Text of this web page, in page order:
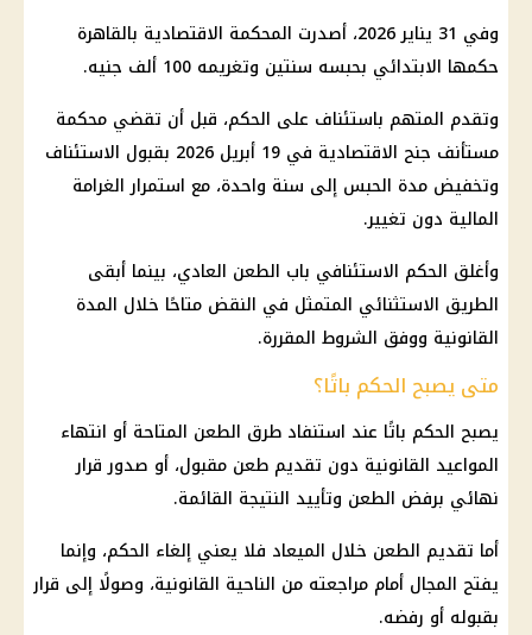
وفي 31 يناير 2026، أصدرت المحكمة الاقتصادية بالقاهرة
حكمها الابتدائي بحبسه سنتين وتغريمه 100 ألف جنيه.
وتقدم المتهم باستئناف على الحكم، قبل أن تقضي محكمة
مستأنف جنح الاقتصادية في 19 أبريل 2026 بقبول الاستئناف
وتخفيض مدة الحبس إلى سنة واحدة، مع استمرار الغرامة
المالية دون تغيير.
وأغلق الحكم الاستئنافي باب الطعن العادي، بينما أبقى
الطريق الاستثنائي المتمثل في النقض متاحًا خلال المدة
القانونية ووفق الشروط المقررة.
متى يصبح الحكم باتًا؟
يصبح الحكم باتًا عند استنفاد طرق الطعن المتاحة أو انتهاء
المواعيد القانونية دون تقديم طعن مقبول، أو صدور قرار
نهائي برفض الطعن وتأييد النتيجة القائمة.
أما تقديم الطعن خلال الميعاد فلا يعني إلغاء الحكم، وإنما
يفتح المجال أمام مراجعته من الناحية القانونية، وصولًا إلى قرار
بقبوله أو رفضه.